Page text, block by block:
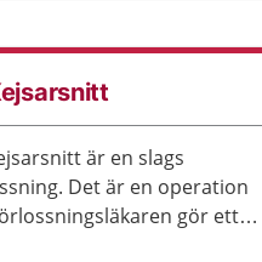
kan du läsa mer om de
och om vad som
i kroppen.
är en slags
Det är en operation
gör ett